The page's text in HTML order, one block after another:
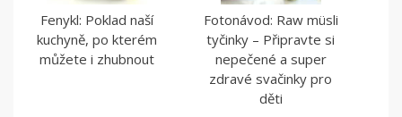
Fenykl: Poklad naší
kuchyně, po kterém
můžete i zhubnout
Fotonávod: Raw müsli
tyčinky – Připravte si
nepečené a super
zdravé svačinky pro
děti